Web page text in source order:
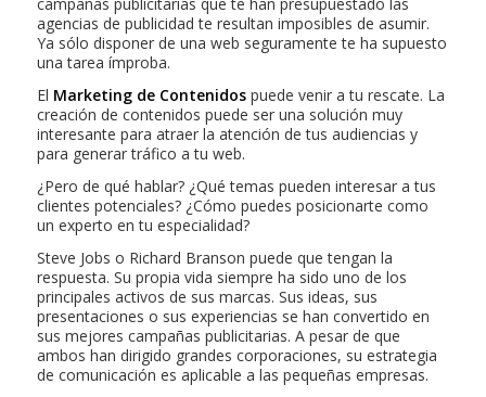
agencias de publicidad te resultan imposibles de asumir.
Ya sólo disponer de una web seguramente te ha supuesto
una tarea ímproba.
El Marketing de Contenidospuede venir a tu rescate. La
creación de contenidos puede ser una solución muy
interesante para atraer la atención de tus audiencias y
para generar tráfico a tu web.
¿Pero de qué hablar? ¿Qué temas pueden interesar a tus
clientes potenciales? ¿Cómo puedes posicionarte como
un experto en tu especialidad?
Steve Jobs o Richard Branson puede que tengan la
respuesta. Su propia vida siempre ha sido uno de los
principales activos de sus marcas. Sus ideas, sus
presentaciones o sus experiencias se han convertido en
sus mejores campañas publicitarias. A pesar de que
ambos han dirigido grandes corporaciones, su estrategia
de comunicación es aplicable a las pequeñas empresas.